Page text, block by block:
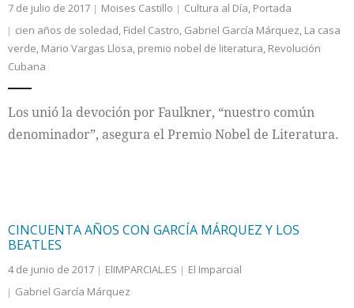
7 de julio de 2017 Moises Castillo Cultura al Día, Portada
cien años de soledad, Fidel Castro, Gabriel García Márquez, La casa
verde, Mario Vargas Llosa, premio nobel de literatura, Revolución
Cubana
Los unió la devoción por Faulkner, “nuestro común
denominador”, asegura el Premio Nobel de Literatura.
CINCUENTA AÑOS CON GARCÍA MÁRQUEZ Y LOS
BEATLES
4 de junio de 2017 ElIMPARCIAL.ES
El Imparcial
Gabriel García Márquez